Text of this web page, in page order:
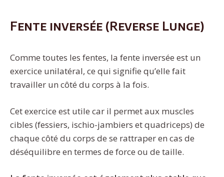
Fente inversée (Reverse Lunge)
Comme toutes les fentes, la fente inversée est un
exercice unilatéral, ce qui signifie qu’elle fait
travailler un côté du corps à la fois.
Cet exercice est utile car il permet aux muscles
cibles (fessiers, ischio-jambiers et quadriceps) de
chaque côté du corps de se rattraper en cas de
déséquilibre en termes de force ou de taille.